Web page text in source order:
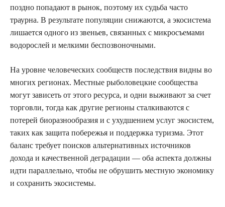
поздно попадают в рынок, поэтому их судьба часто
траурна. В результате популяции снижаются, а экосистема
лишается одного из звеньев, связанных с микросъемами
водорослей и мелкими беспозвоночными.
На уровне человеческих сообществ последствия видны во
многих регионах. Местные рыболовецкие сообщества
могут зависеть от этого ресурса, и одни выживают за счет
торговли, тогда как другие регионы сталкиваются с
потерей биоразнообразия и с ухудшением услуг экосистем,
таких как защита побережья и поддержка туризма. Этот
баланс требует поисков альтернативных источников
дохода и качественной деградации — оба аспекта должны
идти параллельно, чтобы не обрушить местную экономику
и сохранить экосистемы.